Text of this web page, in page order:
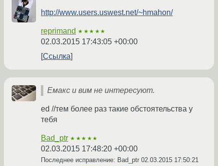
http://www.users.uswest.net/~hmahon/
reprimand ★★★★★
02.03.2015 17:43:05 +00:00
Ссылка
Емакс и вим не интересуют.
ed //тем более раз такие обстоятельства у
тебя
Bad_ptr ★★★★★
02.03.2015 17:48:20 +00:00
Последнее исправление: Bad_ptr 02.03.2015 17:50:21